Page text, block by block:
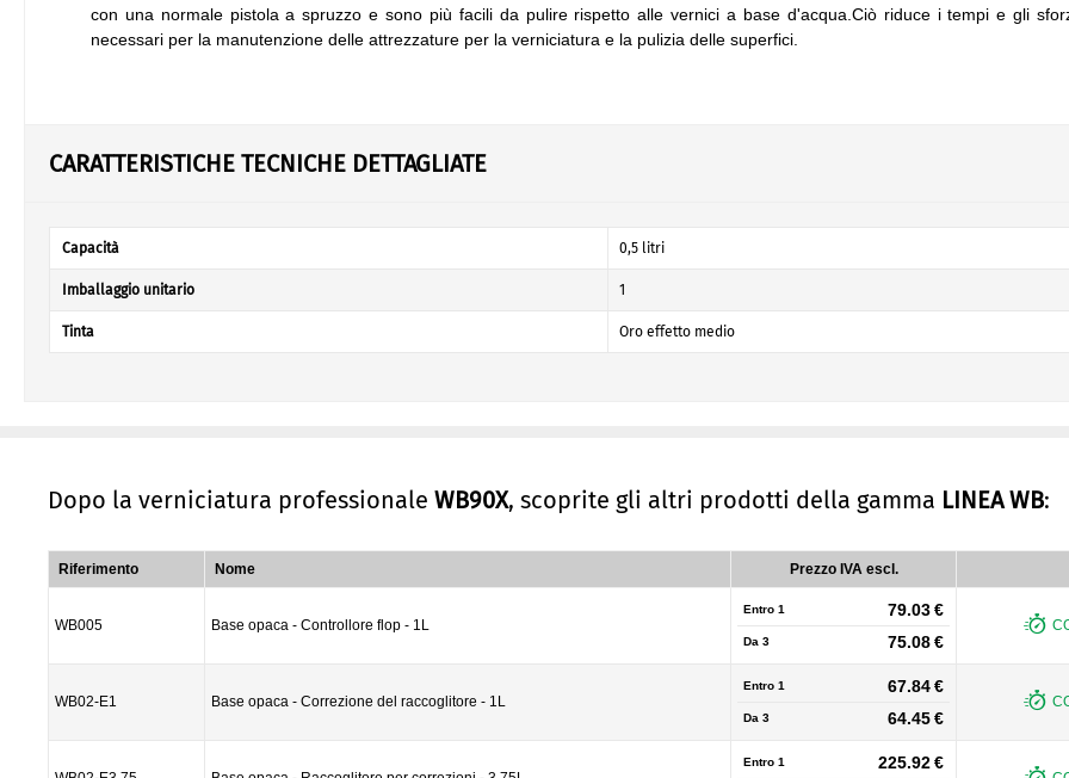
con una normale pistola a spruzzo e sono più facili da pulire rispetto alle vernici a base d'acqua.Ciò riduce i tempi e gli
necessari per la manutenzione delle attrezzature per la verniciatura e la pulizia delle superfici.
CARATTERISTICHE TECNICHE DETTAGLIATE
Capacità 0,5 litri
Imballaggio unitario 1
Tinta Oro effetto medio
Dopo la verniciatura professionale WB90X, scoprite gli altri prodotti della gamma LINEA WB:
Riferimento Nome Prezzo IVA escl.
WB005 Base opaca - Controllore flop - 1L
Entro 1 79.03 €
Da 3 75.08 €
WB02-E1 Base opaca - Correzione del raccoglitore - 1L
Entro 1 67.84 €
Da 3 64.45 €
Entro 1 225.92 €